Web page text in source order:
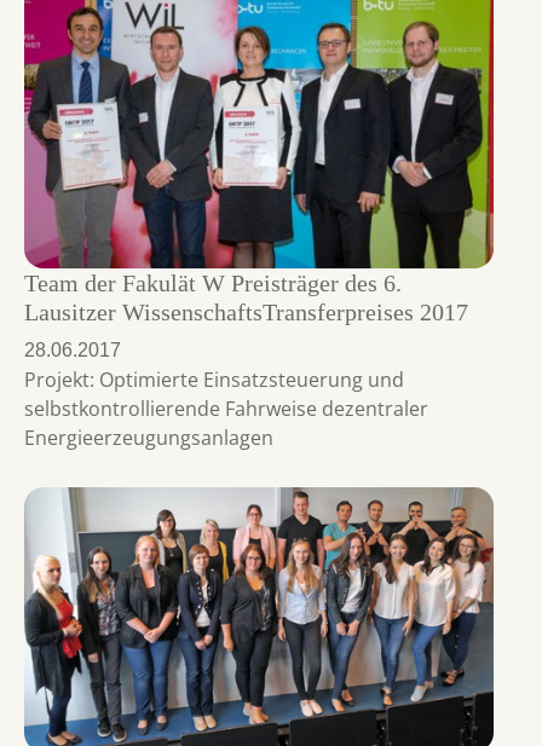
Team der Fakulät W Preisträger des 6.
Lausitzer WissenschaftsTransferpreises 2017
28.06.2017
Projekt: Optimierte Einsatzsteuerung und
selbstkontrollierende Fahrweise dezentraler
Energieerzeugungsanlagen